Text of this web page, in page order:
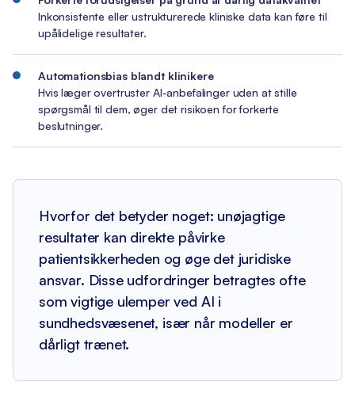
Inkonsistente eller ustrukturerede kliniske data kan føre til
upålidelige resultater.
Automationsbias blandt klinikere
Hvis læger overtruster AI-anbefalinger uden at stille
spørgsmål til dem, øger det risikoen for forkerte
beslutninger.
Hvorfor det betyder noget: unøjagtige
resultater kan direkte påvirke
patientsikkerheden og øge det juridiske
ansvar. Disse udfordringer betragtes ofte
som vigtige ulemper ved AI i
sundhedsvæsenet, især når modeller er
dårligt trænet.